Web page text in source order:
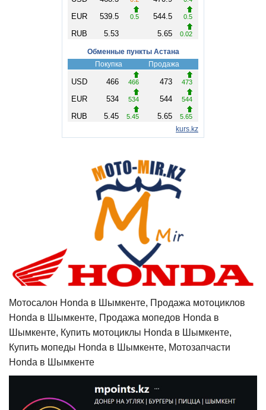
Мотосалон Honda в Шымкенте, Продажа мотоциклов
Honda в Шымкенте, Продажа мопедов Honda в
Шымкенте, Купить мотоциклы Honda в Шымкенте,
Купить мопеды Honda в Шымкенте, Мотозапчасти
Honda в Шымкенте